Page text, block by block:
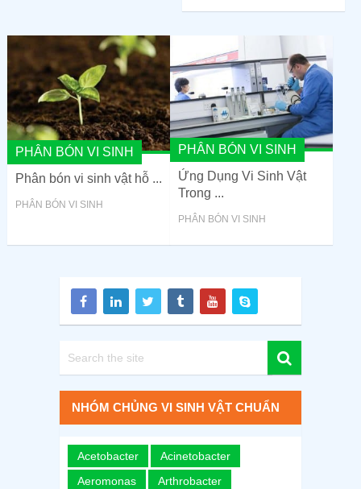
PHÂN BÓN VI SINH
Phân bón vi sinh vật hỗ ...
PHÂN BÓN VI SINH
PHÂN BÓN VI SINH
Ứng Dụng Vi Sinh Vật
Trong ...
PHÂN BÓN VI SINH
NHÓM CHỦNG VI SINH VẬT CHUẨN
Acetobacter
Acinetobacter
Aeromonas
Arthrobacter